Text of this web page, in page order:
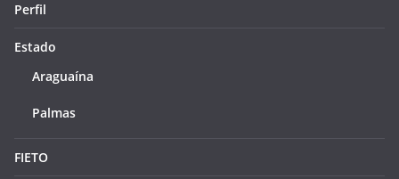
Perfil
Estado
Araguaína
Palmas
FIETO